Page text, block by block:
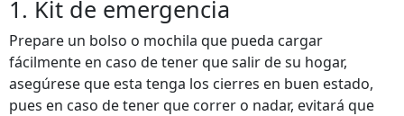
1. Kit de emergencia
Prepare un bolso o mochila que pueda cargar
fácilmente en caso de tener que salir de su hogar,
asegúrese que esta tenga los cierres en buen estado,
pues en caso de tener que correr o nadar, evitará que